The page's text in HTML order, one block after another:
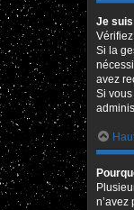
Je
Si la
avez
Si
n’avez